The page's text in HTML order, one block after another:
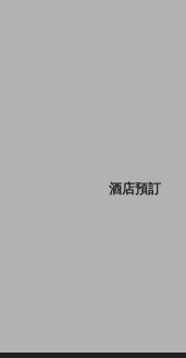
酒店預訂